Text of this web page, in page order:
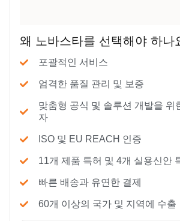
왜 노바스타를 선택해야 하나
포괄적인 서비스
엄격한 품질 관리 및 보증
맞춤형 공식 및 솔루션 개발을 위
자
ISO 및 EU REACH 인증
11개 제품 특허 및 4개 실용신안
빠른 배송과 유연한 결제
60개 이상의 국가 및 지역에 수출